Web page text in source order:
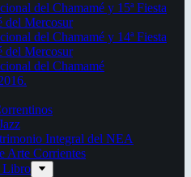
del Chamamé y 15ª Fiesta
del Mercosur
del Chamamé y 14ª Fiesta
del Mercosur
del Chamamé
Integral del NEA
Arte Corrientes
Libro